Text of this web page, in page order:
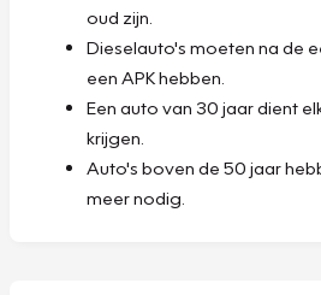
oud zijn.
Dieselauto's moeten na de
een APK hebben.
Een auto van 30 jaar dient
krijgen.
Auto's boven de 50 jaar
meer nodig.